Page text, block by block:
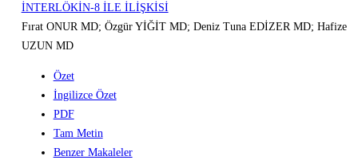
İNTERLÖKİN-8 İLE İLİŞKİSİ
Fırat ONUR MD; Özgür YİĞİT MD; Deniz Tuna EDİZER MD; Hafize
UZUN MD
Özet
İngilizce Özet
PDF
Tam Metin
Benzer Makaleler